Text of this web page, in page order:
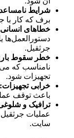
شرایط
برف که کار با
خطاهای
دستورالعمل‌ها
جرثقیل.
خطر سقوط
نامناسب که
تجهیزات شود.
خرابی تجهیزات:
باعث توقف
ترافیک و
عملیات جرثقیل
سایت.